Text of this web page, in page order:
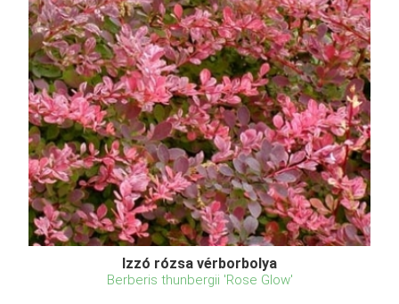
Izzó rózsa vérborbolya
Berberis thunbergii 'Rose Glow'